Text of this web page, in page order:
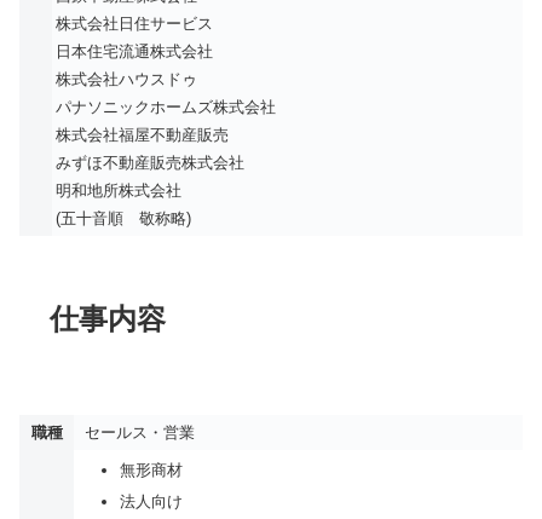
株式会社日住サービス
日本住宅流通株式会社
株式会社ハウスドゥ
パナソニックホームズ株式会社
株式会社福屋不動産販売
みずほ不動産販売株式会社
明和地所株式会社
(五十音順 敬称略)
仕事内容
職種 セールス・営業
無形商材
法人向け